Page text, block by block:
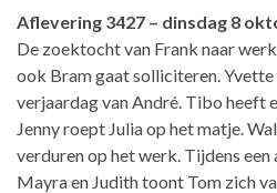
Aflevering 3427 – dinsdag 8
De zoektocht van Frank naar
ook Bram gaat solliciteren.
verjaardag van André. Tibo heeft
Jenny roept Julia op het matje.
verduren op het werk. Tijdens een
Mayra en Judith toont Tom zich